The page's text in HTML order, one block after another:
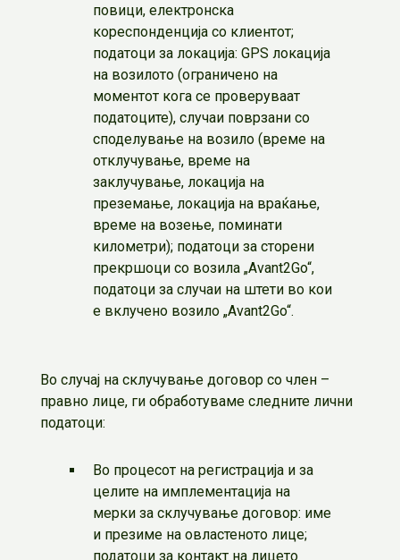
повици, електронска
кореспонденција со клиентот;
податоци за локација: GPS локација
на возилото (ограничено на
моментот кога се проверуваат
податоците), случаи поврзани со
споделување на возило (време на
отклучување, време на
заклучување, локација на
преземање, локација на враќање,
време на возење, поминати
километри); податоци за сторени
прекршоци со возила „Avant2Go“,
податоци за случаи на штети во кои
е вклучено возило „Avant2Go“.
Во случај на склучување договор со член –
правно лице, ги обработуваме следните лични
податоци:
Во процесот на регистрација и за
целите на имплементација на
мерки за склучување договор: име
и презиме на овластеното лице;
податоци за контакт на лицето